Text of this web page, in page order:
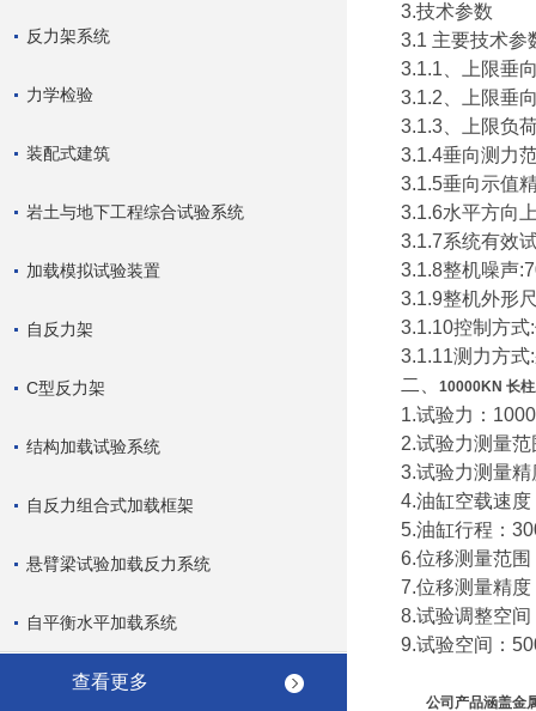
反力架系统
力学检验
装配式建筑
岩土与地下工程综合试验系统
加载模拟试验装置
自反力架
C型反力架
结构加载试验系统
自反力组合式加载框架
悬臂梁试验加载反力系统
自平衡水平加载系统
查看更多
3.技术参数
3.1 主要技术参
3.1.1、上限垂
3.1.2、上限垂
3.1.3、上限负
3.1.4垂向测力
3.1.5垂向示值
3.1.6水平方向
3.1.7系统有效
3.1.8整机噪声
3.1.9整机外形
3.1.10控制方
3.1.11测力方
二、
10000KN 长
1.试验力：
2.试验力测量
3.试验力测量
4.油缸空载速
5.油缸行程：
6.位移测量范
7.位移测量精度
8.试验调整空
9.试验空间：
公司产品涵盖金属